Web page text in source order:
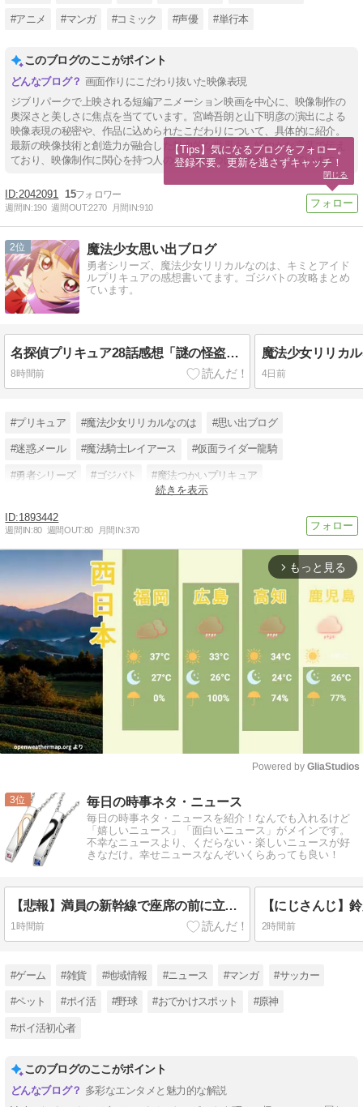
#アニメ #マンガ #コミック #声優 #単行本
このブログのここがポイント
画面作りにこだわり抜いた映像表現
ジブリパークで上映される短編アニメーション映画を中心に、映像制作の
奥深さと美しさに焦点を当てています。宮崎吾朗と山下明彦の演出による
映像表現の秘密や、作品に込められたこだわりについて、具体的に紹介。
最新の映像技術と創造力が融合した魅力的な世界を、鮮やかな言葉で伝え
ており、映像制作に関心を持つ人の心を惹きつける内容となっています。
2042091 15
週間IN:190 週間OUT:2270 月間IN:910
2 魔法少女思い出ブログ
勇者シリーズ、魔法少女リリカルなのは、キミとアイド
ルプリキュアの感想書いてます。ゴジバトの攻略まとめ
ています。
名探偵プリキュア28話感想「謎の怪盗デッチ・アゲイン」ファントムにいる理由
8時間前 4日前
#プリキュア #魔法少女リリカルなのは #思い出ブログ
#迷惑メール #魔法騎士レイアース #仮面ライダー龍騎
#勇者シリーズ #ゴジバト #魔法つかいプリキュア
#魔法少女リリカルなのはエクシーズ
続きを表示
1893442
週間IN:80 週間OUT:80 月間IN:370
arrow_forward_ios もっと見る
Powered by GliaStudios
3 毎日の時事ネタ・ニュース
毎日の時事ネタ・ニュースを紹介！なんでも入れるけど
「嬉しいニュース」「面白いニュース」がメインです。
不幸なニュースより、くだらない・楽しいニュースが好
きなだけ。幸せニュースなんぞいくらあっても良い！
【悲報】満員の新幹線で座席の前に立つ強者カップルが発見されるwwwwwwwwwww「友達なんだろう？多分」
1時間前 2時間前
#ゲーム #雑貨 #地域情報 #ニュース #マンガ #サッカー
#ペット #ポイ活 #野球 #おでかけスポット #原神
#ポイ活初心者
このブログのここがポイント
多彩なエンタメと魅力的な解説
【Tips】気になるブログをフォロー。
登録不要。更新を逃さずキャッチ！
閉じる